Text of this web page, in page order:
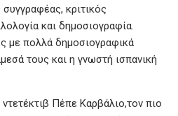
κριτικός
και δημοσιογραφία.
με πολλά δημοσιογραφικά
τους και η γνωστή ισπανική
Πέπε Καρβάλιο,τον πιο